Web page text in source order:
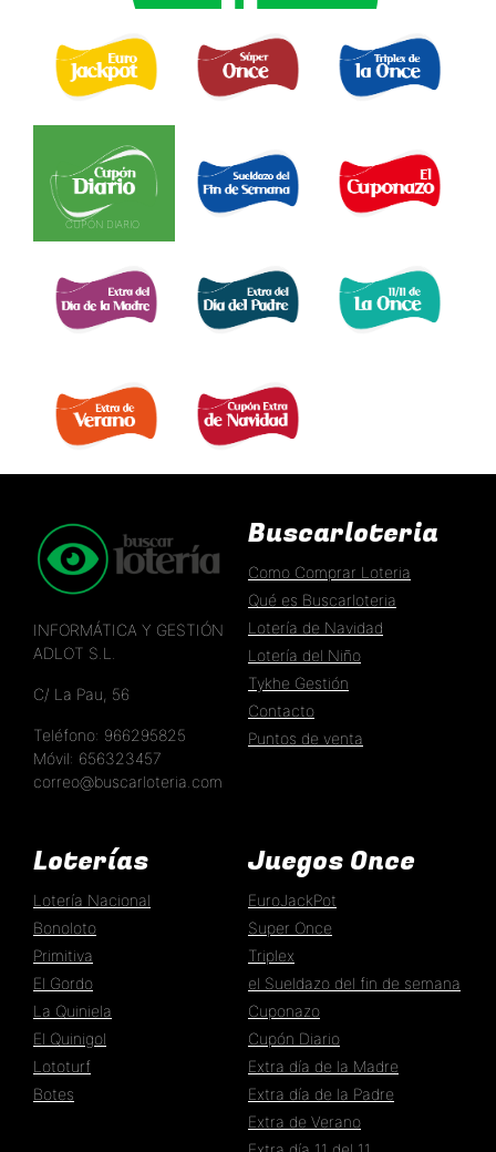
CUPÓN DIARIO
INFORMÁTICA Y GESTIÓN
ADLOT S.L.
C/ La Pau, 56
Teléfono: 966295825
Móvil: 656323457
correo@buscarloteria.com
Buscarloteria
Como Comprar Loteria
Qué es Buscarloteria
Lotería de Navidad
Lotería del Niño
Tykhe Gestión
Contacto
Puntos de venta
Loterías
Lotería Nacional
Bonoloto
Primitiva
El Gordo
La Quiniela
El Quinigol
Lototurf
Botes
Juegos Once
EuroJackPot
Super Once
Triplex
el Sueldazo del fin de semana
Cuponazo
Cupón Diario
Extra día de la Madre
Extra día de la Padre
Extra de Verano